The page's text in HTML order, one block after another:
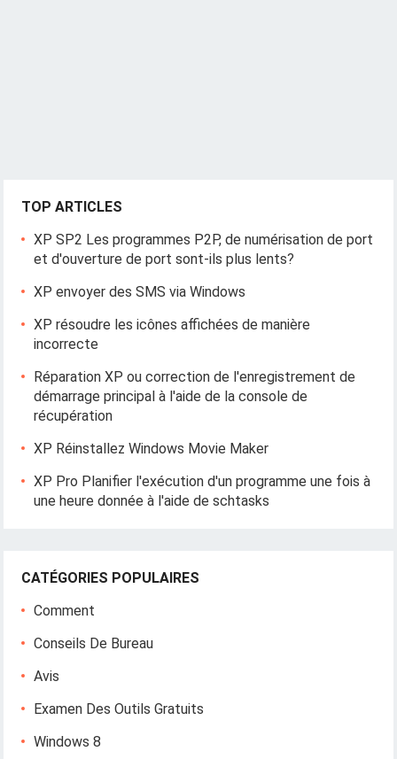
TOP ARTICLES
XP SP2 Les programmes P2P, de numérisation de port
et d'ouverture de port sont-ils plus lents?
XP envoyer des SMS via Windows
XP résoudre les icônes affichées de manière
incorrecte
Réparation XP ou correction de l'enregistrement de
démarrage principal à l'aide de la console de
récupération
XP Réinstallez Windows Movie Maker
XP Pro Planifier l'exécution d'un programme une fois à
une heure donnée à l'aide de schtasks
CATÉGORIES POPULAIRES
Comment
Conseils De Bureau
Avis
Examen Des Outils Gratuits
Windows 8